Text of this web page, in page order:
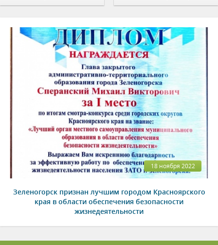
18 ноября 2022
Зеленогорск признан лучшим городом Красноярского
края в области обеспечения безопасности
жизнедеятельности